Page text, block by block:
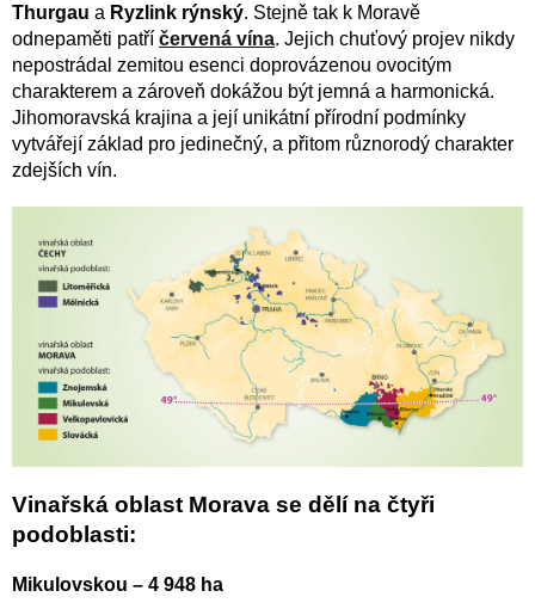
Thurgau a Ryzlink rýnský. Stejně tak k Moravě
odnepaměti patří červená vína. Jejich chuťový projev nikdy
nepostrádal zemitou esenci doprovázenou ovocitým
charakterem a zároveň dokážou být jemná a harmonická.
Jihomoravská krajina a její unikátní přírodní podmínky
vytvářejí základ pro jedinečný, a přitom různorodý charakter
zdejších vín.
Vinařská oblast Morava se dělí na čtyři
podoblasti:
Mikulovskou – 4 948 ha